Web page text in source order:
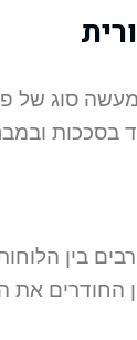
סוג של
בסככות
בין
החודרים את